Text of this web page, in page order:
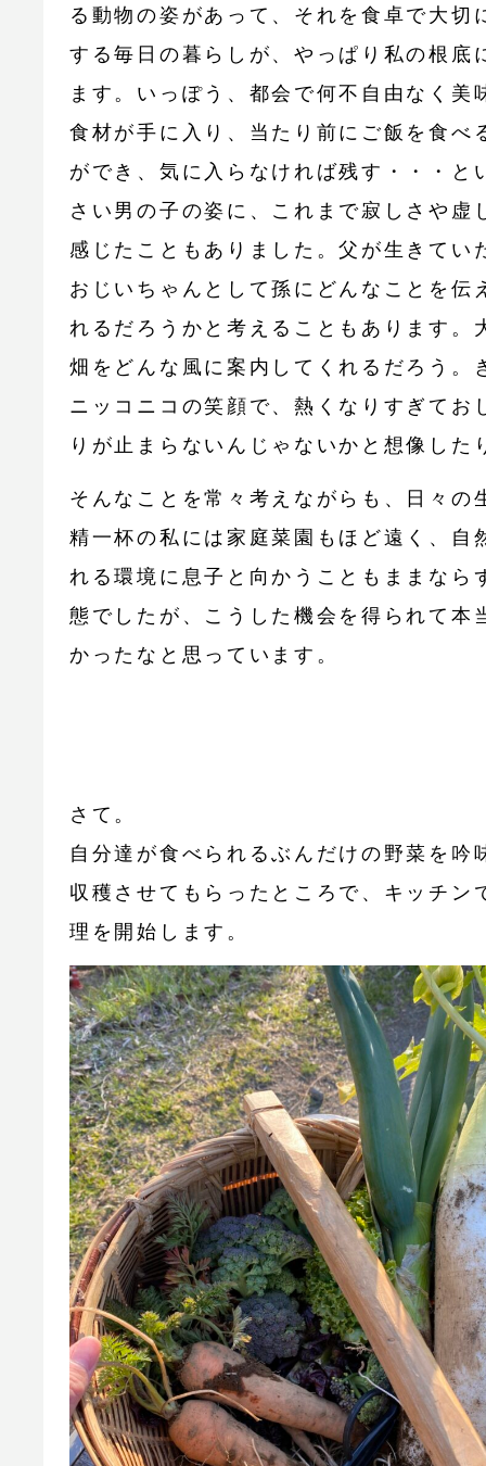
る動物の姿があって、それを食卓で大切
する毎日の暮らしが、やっぱり私の根底
ます。いっぽう、都会で何不自由なく美
食材が手に入り、当たり前にご飯を食べ
ができ、気に入らなければ残す・・・と
さい男の子の姿に、これまで寂しさや虚
感じたこともありました。父が生きてい
おじいちゃんとして孫にどんなことを伝
れるだろうかと考えることもあります。
畑をどんな風に案内してくれるだろう。
ニッコニコの笑顔で、熱くなりすぎてお
りが止まらないんじゃないかと想像した
そんなことを常々考えながらも、日々の
精一杯の私には家庭菜園もほど遠く、自
れる環境に息子と向かうこともままなら
態でしたが、こうした機会を得られて本
かったなと思っています。
さて。
自分達が食べられるぶんだけの野菜を吟
収穫させてもらったところで、キッチン
理を開始します。